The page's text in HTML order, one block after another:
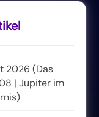
2026 (Das
| Jupiter im